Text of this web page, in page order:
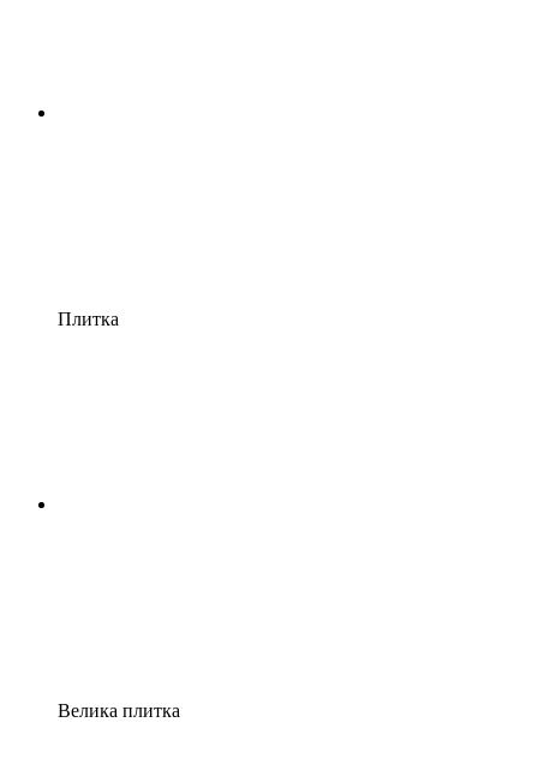
Плитка
Велика плитка